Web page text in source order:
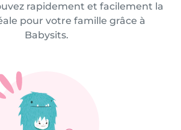
rapidement et facilement la
pour votre famille grâce à
Babysits.